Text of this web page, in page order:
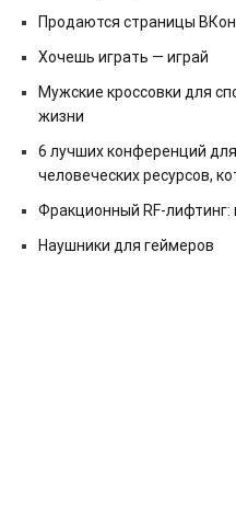
Продаются страницы
Хочешь играть — играй
Мужские кроссовки для
жизни
6 лучших конференций
человеческих ресурсов,
Фракционный RF-
Наушники для геймеров